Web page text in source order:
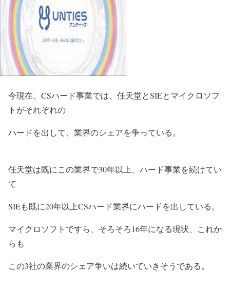
今現在、CSハード事業では、任天堂とSIEとマイクロソフ
トがそれぞれの
ハードを出して、業界のシェアを争っている。
任天堂は既にこの業界で30年以上、ハード事業を続けてい
て
SIEも既に20年以上CSハード業界にハードを出している。
マイクロソフトですら、そろそろ16年になる現状、これか
らも
この3社の業界のシェア争いは続いていきそうである。